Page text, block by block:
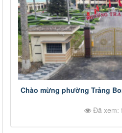
Chào mừng phường Trảng
Đã xem: